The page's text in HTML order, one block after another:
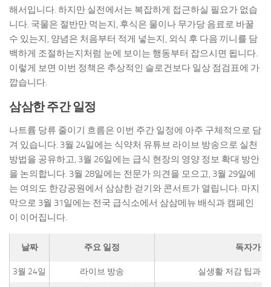
해서입니다. 하지만 실전에서는 복잡하게 접근하실 필요가 없습
니다. 국물은 절반만 먹는지, 후식은 물이나 무가당 음료로 바꿀
수 있는지, 양념은 처음부터 적게 넣는지, 외식 후 다음 끼니를 담
백하게 조절하는지처럼 눈에 보이는 행동부터 잡으시면 됩니다.
이렇게 보면 이번 정책은 추상적인 슬로건보다 일상 점검표에 가
깝습니다.
삼삼한 주간 일정
나트륨 당류 줄이기 흐름은 이번 주간 일정에 아주 구체적으로 담
겨 있습니다. 3월 24일에는 식약처 유튜브 라이브 방송으로 실천
방법을 공유하고, 3월 26일에는 급식 현장의 영양 정보 확대 방안
을 논의합니다. 3월 28일에는 전문가 의견을 모으고, 3월 29일에
는 여의도 한강공원에서 삼삼한 걷기와 콘서트가 열립니다. 마지
막으로 3월 31일에는 전국 급식소에서 삼삼메뉴 배식과 캠페인
이 이어집니다.
날짜 주요 일정 독자가
3월 24일 라이브 방송 실생활 저감 팁과